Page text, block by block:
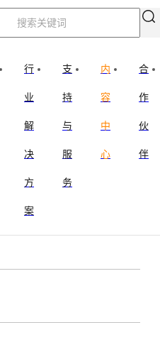
行
业
解
决
方
案
支
持
与
服
务
内
容
中
心
合
作
伙
伴